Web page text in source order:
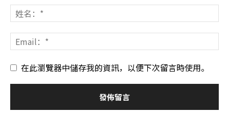
在此瀏覽器中儲存我的資訊，以便下次留言時使用。